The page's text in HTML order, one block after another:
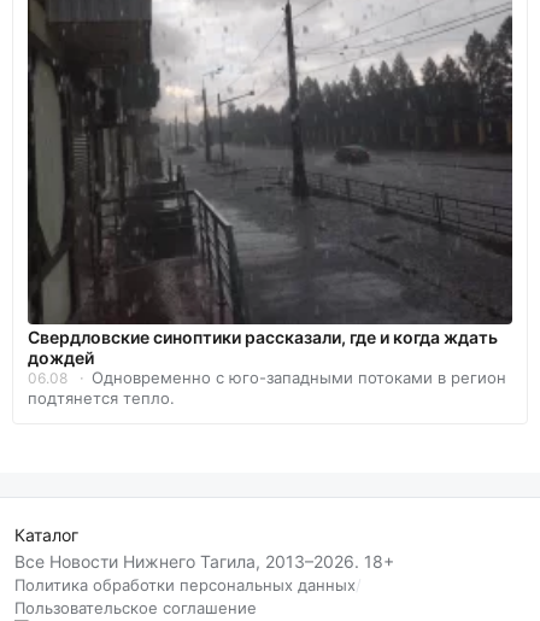
Свердловские синоптики рассказали, где и когда ждать
дождей
06.08
Одновременно с юго-западными потоками в регион
подтянется тепло.
Каталог
Все Новости Нижнего Тагила, 2013–2026. 18+
Политика обработки персональных данных/
Пользовательское соглашение